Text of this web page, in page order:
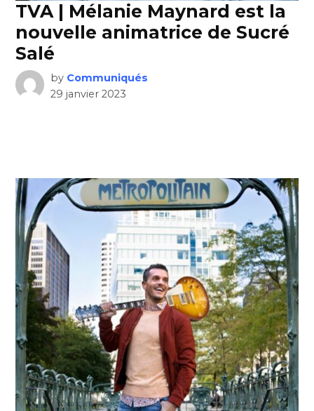
TVA | Mélanie Maynard est la
nouvelle animatrice de Sucré
Salé
by Communiqués
29 janvier 2023